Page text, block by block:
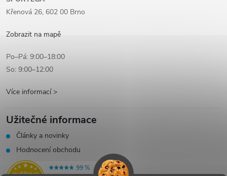
Křenová 26, 602 00 Brno
Zobrazit na mapě
Po–Pá: 9:00–18:00
So: 9:00–12:00
Více informací >
Užitečné informace
Články a novinky
Hodnocení obchodu